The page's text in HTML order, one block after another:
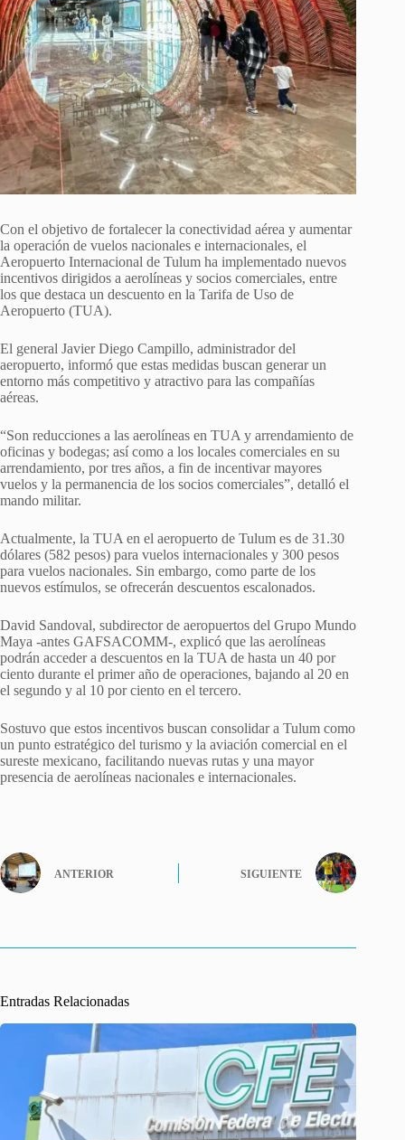
Con el objetivo de fortalecer la conectividad aérea y aumentar
la operación de vuelos nacionales e internacionales, el
Aeropuerto Internacional de Tulum ha implementado nuevos
incentivos dirigidos a aerolíneas y socios comerciales, entre
los que destaca un descuento en la Tarifa de Uso de
Aeropuerto (TUA).
El general Javier Diego Campillo, administrador del
aeropuerto, informó que estas medidas buscan generar un
entorno más competitivo y atractivo para las compañías
aéreas.
“Son reducciones a las aerolíneas en TUA y arrendamiento de
oficinas y bodegas; así como a los locales comerciales en su
arrendamiento, por tres años, a fin de incentivar mayores
vuelos y la permanencia de los socios comerciales”, detalló el
mando militar.
Actualmente, la TUA en el aeropuerto de Tulum es de 31.30
dólares (582 pesos) para vuelos internacionales y 300 pesos
para vuelos nacionales. Sin embargo, como parte de los
nuevos estímulos, se ofrecerán descuentos escalonados.
David Sandoval, subdirector de aeropuertos del Grupo Mundo
Maya -antes GAFSACOMM-, explicó que las aerolíneas
podrán acceder a descuentos en la TUA de hasta un 40 por
ciento durante el primer año de operaciones, bajando al 20 en
el segundo y al 10 por ciento en el tercero.
Sostuvo que estos incentivos buscan consolidar a Tulum como
un punto estratégico del turismo y la aviación comercial en el
sureste mexicano, facilitando nuevas rutas y una mayor
presencia de aerolíneas nacionales e internacionales.
ANTERIOR SIGUIENTE
Entradas Relacionadas